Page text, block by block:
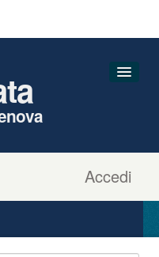
Accedi